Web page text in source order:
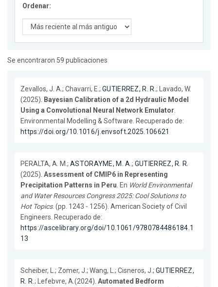
Ordenar:
Se encontraron 59 publicaciones
Zevallos, J. A.; Chavarri, E.; GUTIERREZ, R. R.; Lavado, W.
(2025). Bayesian Calibration of a 2d Hydraulic Model
Using a Convolutional Neural Network Emulator.
Environmental Modelling & Software. Recuperado de:
https://doi.org/10.1016/j.envsoft.2025.106621
PERALTA, A. M.; ASTORAYME, M. A.; GUTIERREZ, R. R.
(2025). Assessment of CMIP6 in Representing
Precipitation Patterns in Peru. En World Environmental
and Water Resources Congress 2025: Cool Solutions to
Hot Topics. (pp. 1243 - 1256). American Society of Civil
Engineers. Recuperado de:
https://ascelibrary.org/doi/10.1061/9780784486184.1
13
Scheiber, L.; Zomer, J.; Wang, L.; Cisneros, J.; GUTIERREZ,
R. R.; Lefebvre, A.(2024). Automated Bedform